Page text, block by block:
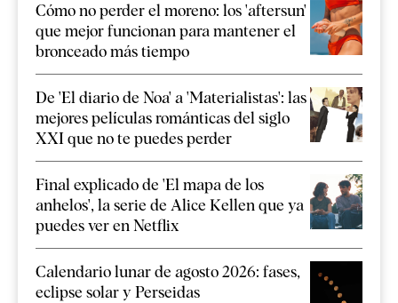
Cómo no perder el moreno: los 'aftersun'
que mejor funcionan para mantener el
bronceado más tiempo
De 'El diario de Noa' a 'Materialistas': las
mejores películas románticas del siglo
XXI que no te puedes perder
Final explicado de 'El mapa de los
anhelos', la serie de Alice Kellen que ya
puedes ver en Netflix
Calendario lunar de agosto 2026: fases,
eclipse solar y Perseidas